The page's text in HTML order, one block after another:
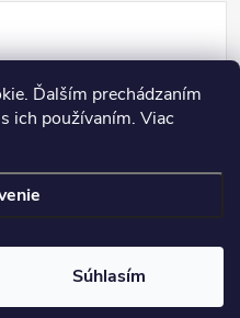
Ďalším prechádzaním
ich používaním. Viac
Súhlasím
. Všetky práva vyhradené.